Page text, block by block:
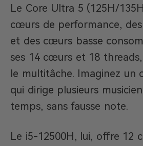
Le Core Ultra 5 (125H/
cœurs de performance,
et des cœurs basse
ses 14 cœurs et 18
le multitâche. Imaginez un
qui dirige plusieurs
temps, sans fausse note.
Le i5-12500H, lui, offre 12